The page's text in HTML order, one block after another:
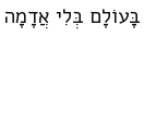
בְּלִי